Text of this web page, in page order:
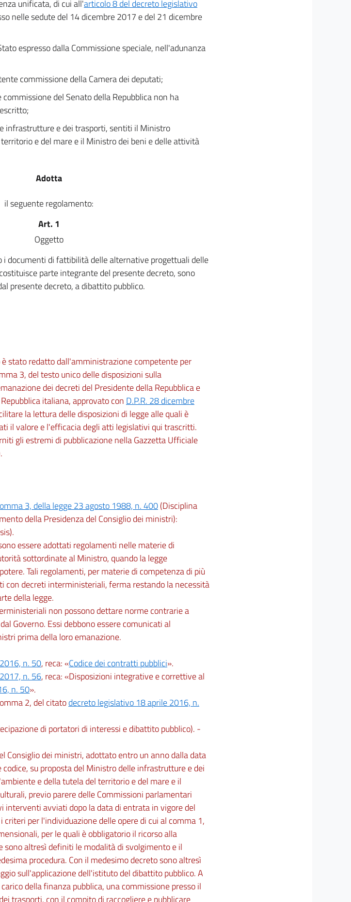
unificata, di cui all'articolo 8 del decreto legislativo
nelle sedute del 14 dicembre 2017 e del 21 dicembre
espresso dalla Commissione speciale, nell'adunanza
commissione della Camera dei deputati;
del Senato della Repubblica non ha
infrastrutture e dei trasporti, sentiti il Ministro
e del mare e il Ministro dei beni e delle attività
Adotta
il seguente regolamento:
Art. 1
Oggetto
documenti di fattibilità delle alternative progettuali delle
parte integrante del presente decreto, sono
presente decreto, a dibattito pubblico.
stato redatto dall'amministrazione competente per
3, del testo unico delle disposizioni sulla
dei decreti del Presidente della Repubblica e
italiana, approvato con D.P.R. 28 dicembre
la lettura delle disposizioni di legge alle quali è
il valore e l'efficacia degli atti legislativi qui trascritti.
gli estremi di pubblicazione nella Gazzetta Ufficiale
3, della legge 23 agosto 1988, n. 400(Disciplina
della Presidenza del Consiglio dei ministri):
essere adottati regolamenti nelle materie di
sottordinate al Ministro, quando la legge
Tali regolamenti, per materie di competenza di più
con decreti interministeriali, ferma restando la necessità
della legge.
non possono dettare norme contrarie a
Governo. Essi debbono essere comunicati al
prima della loro emanazione.
n. 50, reca: «Codice dei contratti pubblici».
n. 56, reca: «Disposizioni integrative e correttive al
n. 50».
2, del citatodecreto legislativo 18 aprile 2016, n.
di portatori di interessi e dibattito pubblico). -
Consiglio dei ministri, adottato entro un anno dalla data
su proposta del Ministro delle infrastrutture e dei
e della tutela del territorio e del mare e il
previo parere delle Commissioni parlamentari
interventi avviati dopo la data di entrata in vigore del
per l'individuazione delle opere di cui al comma 1,
per le quali è obbligatorio il ricorso alla
sono altresì definiti le modalità di svolgimento e il
procedura. Con il medesimo decreto sono altresì
sull'applicazione dell'istituto del dibattito pubblico. A
della finanza pubblica, una commissione presso il
trasporti, con il compito di raccogliere e pubblicare